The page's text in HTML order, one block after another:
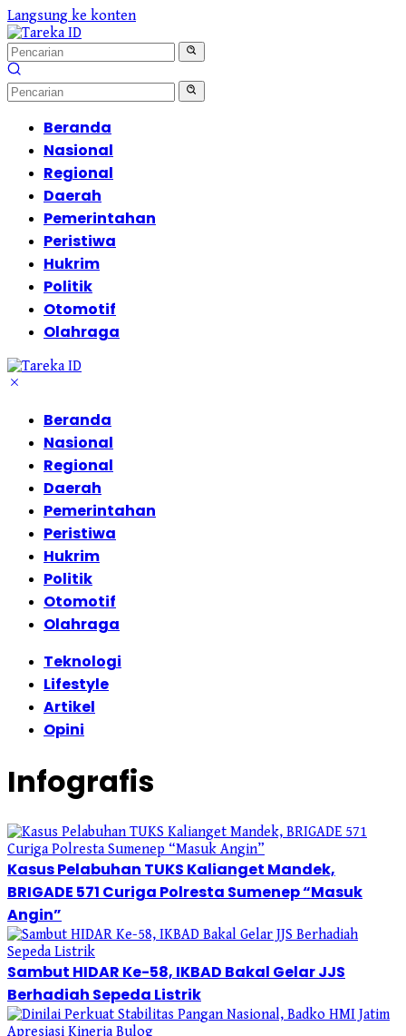
Langsung ke konten
Beranda
Nasional
Regional
Daerah
Pemerintahan
Peristiwa
Hukrim
Politik
Otomotif
Olahraga
Beranda
Nasional
Regional
Daerah
Pemerintahan
Peristiwa
Hukrim
Politik
Otomotif
Olahraga
Teknologi
Lifestyle
Artikel
Opini
Infografis
Kasus Pelabuhan TUKS Kalianget Mandek,
BRIGADE 571 Curiga Polresta Sumenep “Masuk
Angin”
Sambut HIDAR Ke-58, IKBAD Bakal Gelar JJS
Berhadiah Sepeda Listrik